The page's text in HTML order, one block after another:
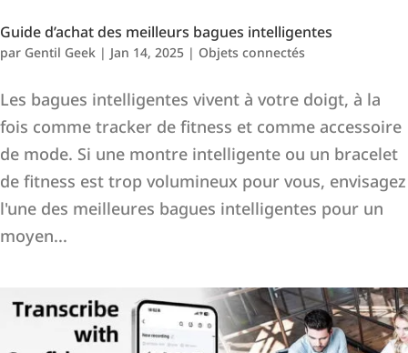
Guide d’achat des meilleurs bagues intelligentes
par Gentil Geek | Jan 14, 2025 | Objets connectés
Les bagues intelligentes vivent à votre doigt, à la
fois comme tracker de fitness et comme accessoire
de mode. Si une montre intelligente ou un bracelet
de fitness est trop volumineux pour vous, envisagez
l'une des meilleures bagues intelligentes pour un
moyen...